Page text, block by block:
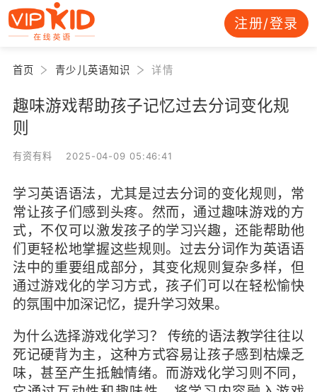
注册/登录
首页 青少儿英语知识 详情
趣味游戏帮助孩子记忆过去分词变化规
则
有资有料 2025-04-09 05:46:41
学习英语语法，尤其是过去分词的变化规则，常
常让孩子们感到头疼。然而，通过趣味游戏的方
式，不仅可以激发孩子的学习兴趣，还能帮助他
们更轻松地掌握这些规则。过去分词作为英语语
法中的重要组成部分，其变化规则复杂多样，但
通过游戏化的学习方式，孩子们可以在轻松愉快
的氛围中加深记忆，提升学习效果。
为什么选择游戏化学习？ 传统的语法教学往往以
死记硬背为主，这种方式容易让孩子感到枯燥乏
味，甚至产生抵触情绪。而游戏化学习则不同，